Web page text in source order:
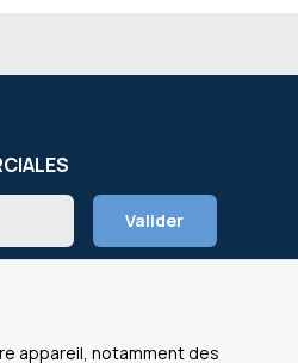
appareil, notamment des
Valider